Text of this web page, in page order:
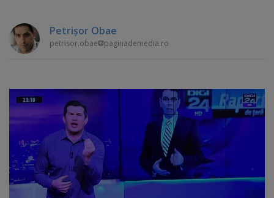
Petrişor Obae
petrisor.obae paginademedia.ro